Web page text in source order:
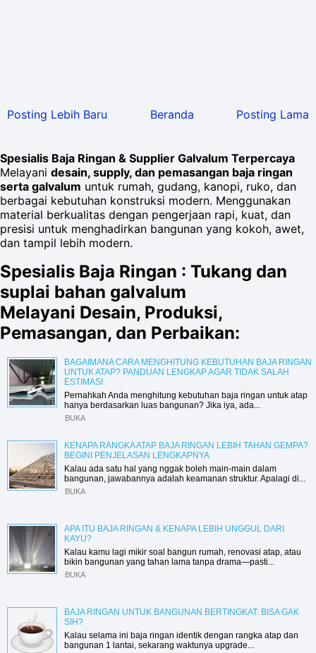
Posting Lebih Baru Posting Lama
Beranda
Spesialis Baja Ringan & Supplier Galvalum Terpercaya
Melayani desain, supply, dan pemasangan baja ringan
serta galvalum untuk rumah, gudang, kanopi, ruko, dan
berbagai kebutuhan konstruksi modern. Menggunakan
material berkualitas dengan pengerjaan rapi, kuat, dan
presisi untuk menghadirkan bangunan yang kokoh, awet,
dan tampil lebih modern.
Spesialis Baja Ringan : Tukang dan
suplai bahan galvalum
Melayani Desain, Produksi,
Pemasangan, dan Perbaikan:
BAGAIMANA CARA MENGHITUNG KEBUTUHAN BAJA RINGAN
UNTUK ATAP? PANDUAN LENGKAP AGAR TIDAK SALAH
ESTIMASI
Pernahkah Anda menghitung kebutuhan baja ringan untuk atap
hanya berdasarkan luas bangunan? Jika iya, ada...
BUKA
KENAPA RANGKA ATAP BAJA RINGAN LEBIH TAHAN GEMPA?
BEGINI PENJELASAN LENGKAPNYA
Kalau ada satu hal yang nggak boleh main-main dalam
bangunan, jawabannya adalah keamanan struktur. Apalagi di...
BUKA
APA ITU BAJA RINGAN & KENAPA LEBIH UNGGUL DARI
KAYU?
Kalau kamu lagi mikir soal bangun rumah, renovasi atap, atau
bikin bangunan yang tahan lama tanpa drama—pasti...
BUKA
BAJA RINGAN UNTUK BANGUNAN BERTINGKAT: BISA GAK
SIH?
Kalau selama ini baja ringan identik dengan rangka atap dan
bangunan 1 lantai, sekarang waktunya upgrade...